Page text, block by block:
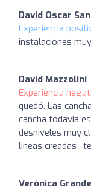
David Oscar
Experiencia
instalaciones
David Mazzolini
Experiencia
quedó. Las
cancha todavia
desniveles muy
lineas creadas ,
Verónica Grande